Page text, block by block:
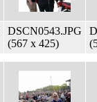
DSCN0543.JPG
(567 x 425)